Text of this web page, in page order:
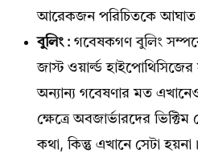
আরেকজন পরিচিতকে আঘাত
বুলিং : গবেষকগণ বুলিং
জাস্ট ওয়ার্ল্ড হাইপোথিসিজের
অন্যান্য গবেষণার মত
ক্ষেত্রে অবজার্ভারদের
কথা, কিন্তু এখানে সেটা